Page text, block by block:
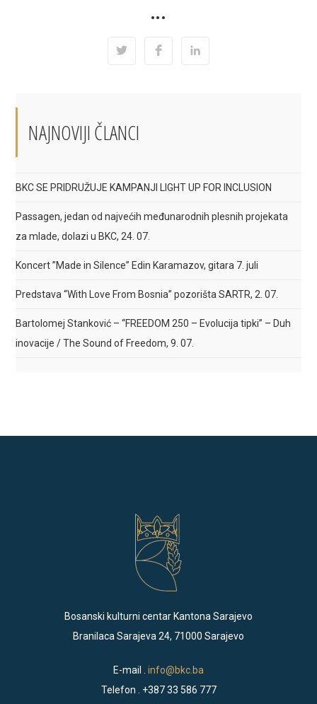
•••
Opens
Opens
Opens
NAJNOVIJI ČLANCI
BKC SE PRIDRUŽUJE KAMPANJI LIGHT UP FOR INCLUSION
Passagen, jedan od najvećih međunarodnih plesnih projekata
za mlade, dolazi u BKC, 24. 07.
Koncert ”Made in Silence” Edin Karamazov, gitara 7. juli
Predstava “With Love From Bosnia” pozorišta SARTR, 2. 07.
Bartolomej Stanković – “FREEDOM 250 – Evolucija tipki” – Duh
inovacije / The Sound of Freedom, 9. 07.
Bosanski kulturni centar Kantona Sarajevo
Branilaca Sarajeva 24, 71000 Sarajevo
E-mail . info@bkc.ba
Telefon . +387 33 586 777